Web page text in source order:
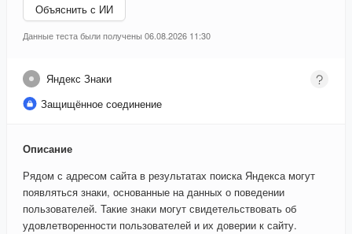
Объяснить с ИИ
Данные теста были получены 06.08.2026 11:30
Яндекс Знаки
Защищённое соединение
Описание
Рядом с адресом сайта в результатах поиска Яндекса могут
появляться знаки, основанные на данных о поведении
пользователей. Такие знаки могут свидетельствовать об
удовлетворенности пользователей и их доверии к сайту.